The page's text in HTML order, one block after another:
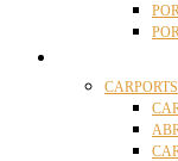
CARPORTS